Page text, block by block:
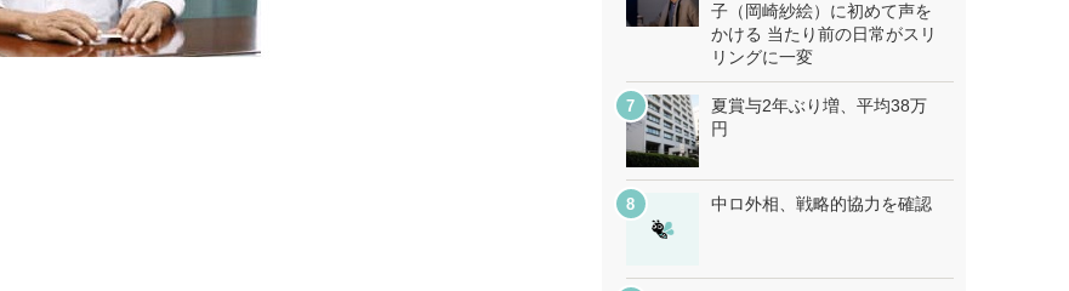
子（岡崎紗絵）に初めて声を
かける 当たり前の日常がスリ
リングに一変
夏賞与2年ぶり増、平均38万
円
中ロ外相、戦略的協力を確認